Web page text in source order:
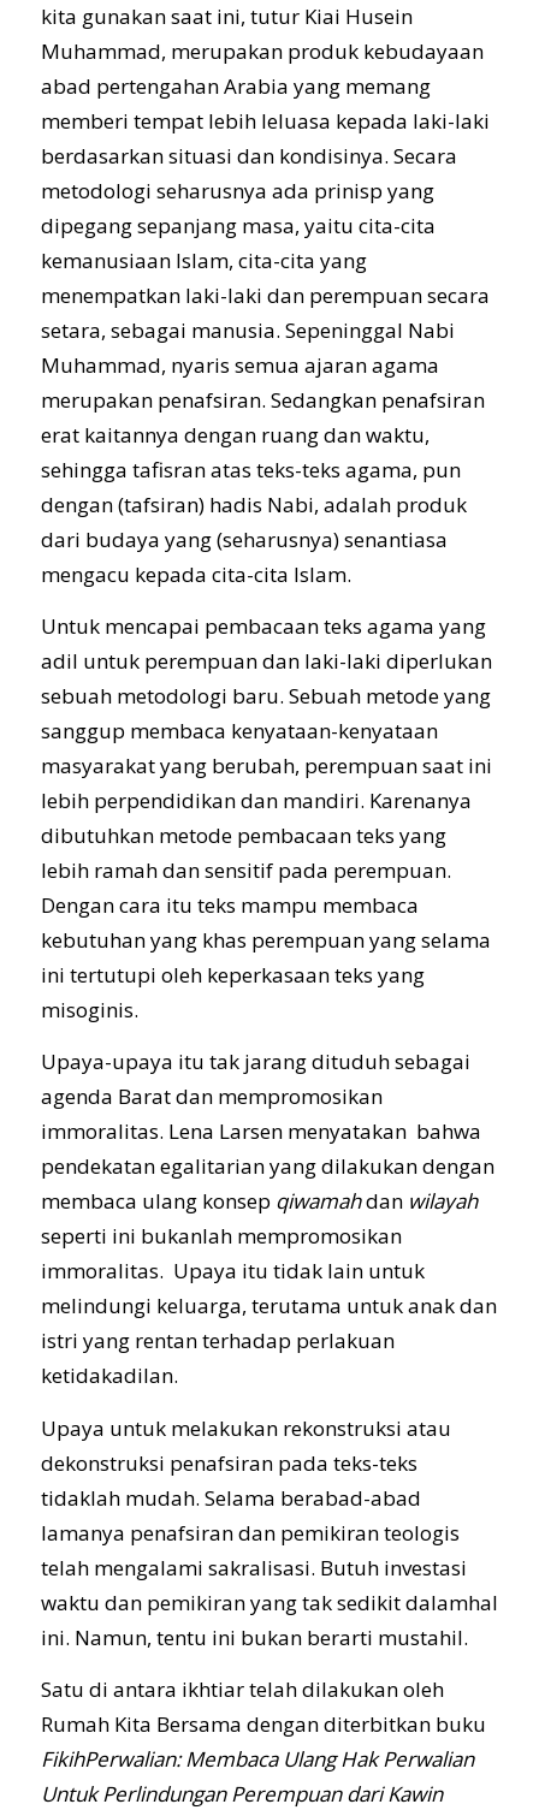
kita gunakan saat ini, tutur Kiai Husein
Muhammad, merupakan produk kebudayaan
abad pertengahan Arabia yang memang
memberi tempat lebih leluasa kepada laki-laki
berdasarkan situasi dan kondisinya. Secara
metodologi seharusnya ada prinisp yang
dipegang sepanjang masa, yaitu cita-cita
kemanusiaan Islam, cita-cita yang
menempatkan laki-laki dan perempuan secara
setara, sebagai manusia. Sepeninggal Nabi
Muhammad, nyaris semua ajaran agama
merupakan penafsiran. Sedangkan penafsiran
erat kaitannya dengan ruang dan waktu,
sehingga tafisran atas teks-teks agama, pun
dengan (tafsiran) hadis Nabi, adalah produk
dari budaya yang (seharusnya) senantiasa
mengacu kepada cita-cita Islam.
Untuk mencapai pembacaan teks agama yang
adil untuk perempuan dan laki-laki diperlukan
sebuah metodologi baru. Sebuah metode yang
sanggup membaca kenyataan-kenyataan
masyarakat yang berubah, perempuan saat ini
lebih perpendidikan dan mandiri. Karenanya
dibutuhkan metode pembacaan teks yang
lebih ramah dan sensitif pada perempuan.
Dengan cara itu teks mampu membaca
kebutuhan yang khas perempuan yang selama
ini tertutupi oleh keperkasaan teks yang
misoginis.
Upaya-upaya itu tak jarang dituduh sebagai
agenda Barat dan mempromosikan
immoralitas. Lena Larsen menyatakan bahwa
pendekatan egalitarian yang dilakukan dengan
membaca ulang konsep qiwamahdan wilayah
seperti ini bukanlah mempromosikan
immoralitas. Upaya itu tidak lain untuk
melindungi keluarga, terutama untuk anak dan
istri yang rentan terhadap perlakuan
ketidakadilan.
Upaya untuk melakukan rekonstruksi atau
dekonstruksi penafsiran pada teks-teks
tidaklah mudah. Selama berabad-abad
lamanya penafsiran dan pemikiran teologis
telah mengalami sakralisasi. Butuh investasi
waktu dan pemikiran yang tak sedikit dalamhal
ini. Namun, tentu ini bukan berarti mustahil.
Satu di antara ikhtiar telah dilakukan oleh
Rumah Kita Bersama dengan diterbitkan buku
FikihPerwalian: Membaca Ulang Hak Perwalian
Untuk Perlindungan Perempuan dari Kawin